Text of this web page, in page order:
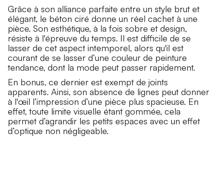
Grâce à son alliance parfaite entre un style brut et
élégant, le béton ciré donne un réel cachet à une
pièce. Son esthétique, à la fois sobre et design,
résiste à l'épreuve du temps. Il est difficile de se
lasser de cet aspect intemporel, alors qu'il est
courant de se lasser d’une couleur de peinture
tendance, dont la mode peut passer rapidement.
En bonus, ce dernier est exempt de joints
apparents. Ainsi, son absence de lignes peut donner
à l'œil l’impression d’une pièce plus spacieuse. En
effet, toute limite visuelle étant gommée, cela
permet d’agrandir les petits espaces avec un effet
d’optique non négligeable.